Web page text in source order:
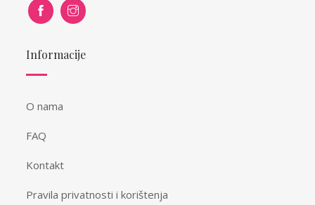
Informacije
O nama
FAQ
Kontakt
Pravila privatnosti i korištenja